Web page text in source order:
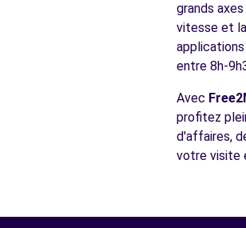
grands
vitesse et
entre 8h-
Avec
profitez
d'affaires,
votre visite